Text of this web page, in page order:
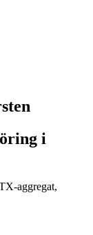
i
aggregat,